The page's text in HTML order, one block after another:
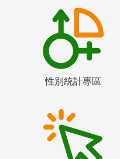
性別統計專區